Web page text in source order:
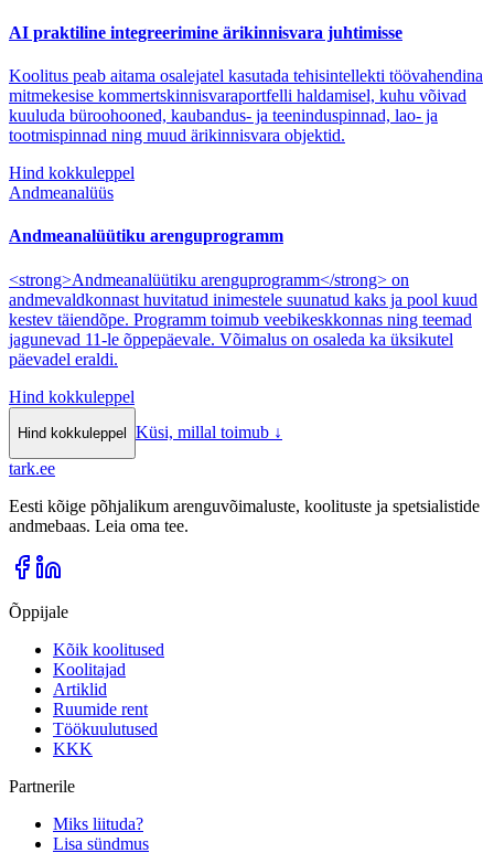
AI praktiline integreerimine ärikinnisvara juhtimisse
Koolitus peab aitama osalejatel kasutada tehisintellekti töövahendina
mitmekesise kommertskinnisvaraportfelli haldamisel, kuhu võivad
kuuluda büroohooned, kaubandus- ja teeninduspinnad, lao- ja
tootmispinnad ning muud ärikinnisvara objektid.
Hind kokkuleppel
Andmeanalüüs
Andmeanalüütiku arenguprogramm
<strong>Andmeanalüütiku arenguprogramm</strong> on
andmevaldkonnast huvitatud inimestele suunatud kaks ja pool kuud
kestev täiendõpe. Programm toimub veebikeskkonnas ning teemad
jagunevad 11-le õppepäevale. Võimalus on osaleda ka üksikutel
päevadel eraldi.
Hind kokkuleppel
Hind kokkuleppel Küsi, millal toimub ↓
tark.ee
Eesti kõige põhjalikum arenguvõimaluste, koolituste ja spetsialistide
andmebaas. Leia oma tee.
Õppijale
Kõik koolitused
Koolitajad
Artiklid
Ruumide rent
Töökuulutused
KKK
Partnerile
Miks liituda?
Lisa sündmus